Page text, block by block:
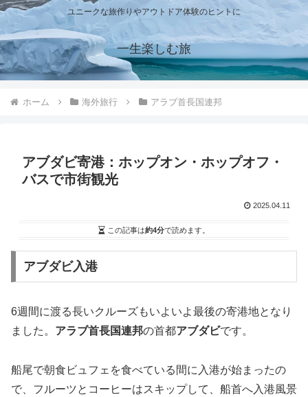
ユニークな旅作りやアウトドア体験のヒントに
一生楽しむ旅
ホーム 海外旅行 アラブ首長国連邦
アブダビ寄港：ホップオン・ホップオフ・
バスで市街観光
2025.04.11
この記事は約4分で読めます。
アブダビ入港
6週間に渡る長いクルーズもいよいよ最後の寄港地となり
ました。 アラブ首長国連邦の首都アブダビです。
船尾で朝食ビュフェを食べている間に入港が始まったの
で、フルーツとコーヒーはスキップして、船首へ入港風景